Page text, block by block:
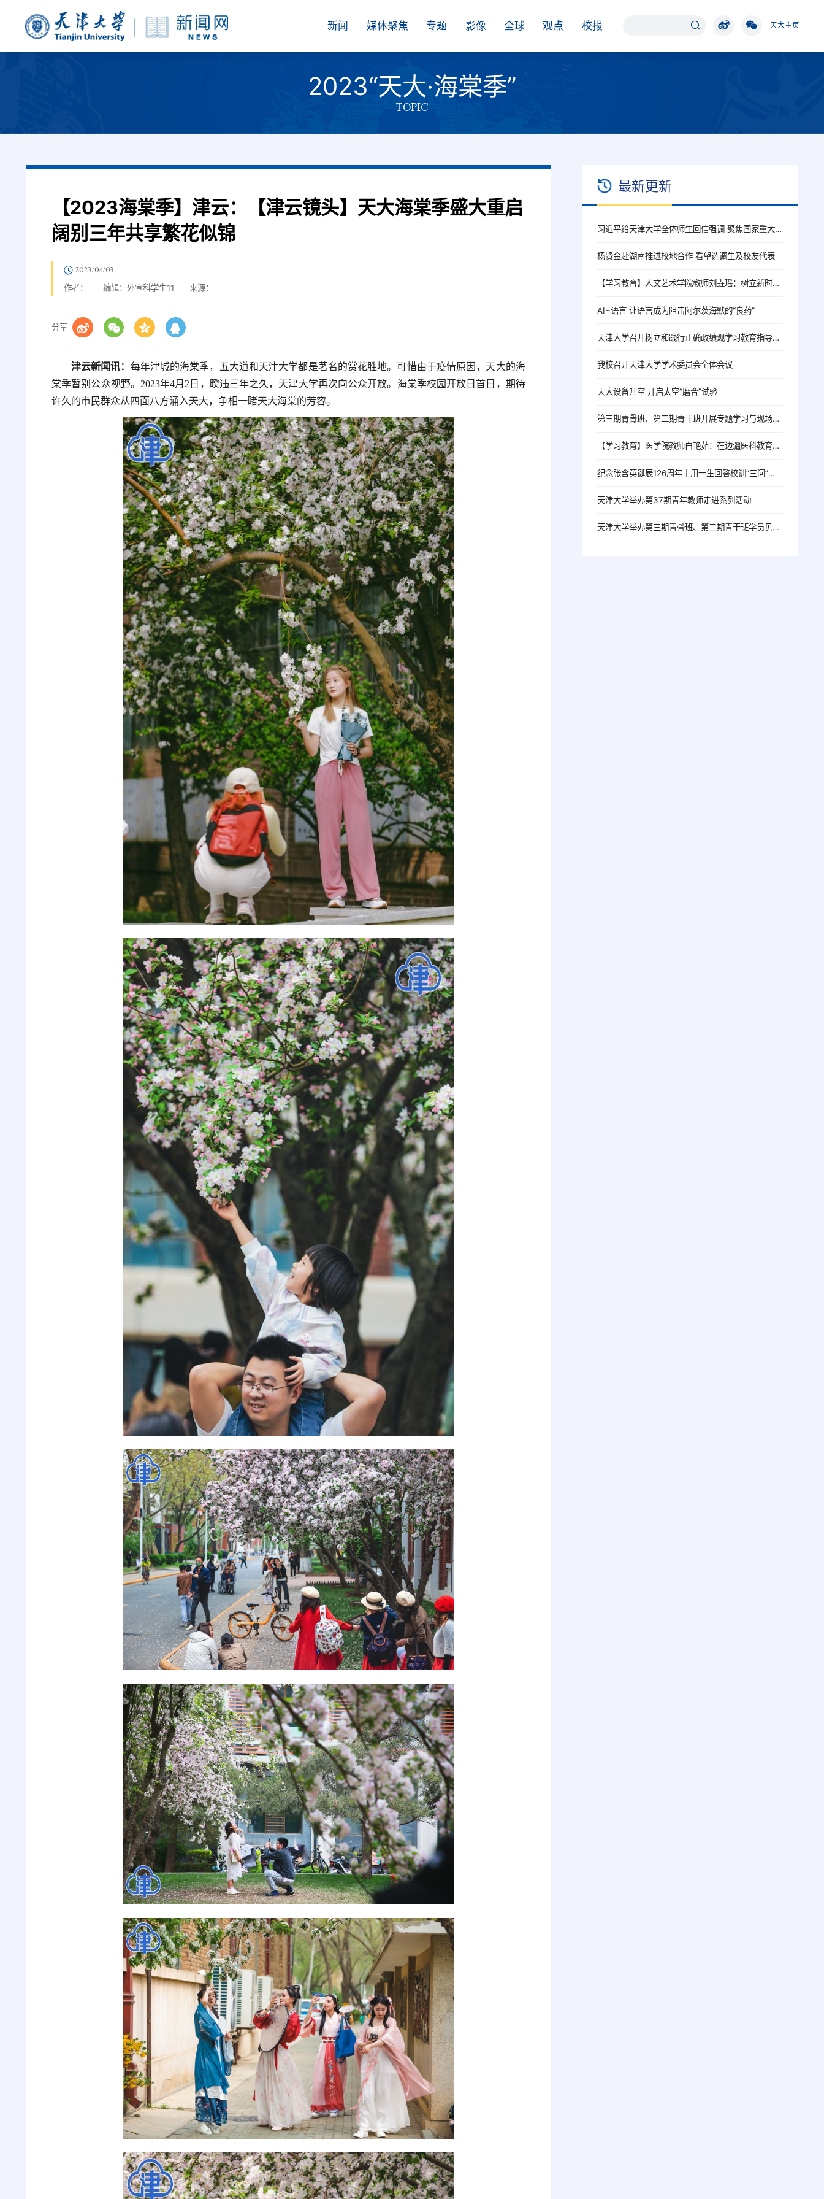
新闻 媒体聚焦 专题 影像 全球 观点 校报 天大主页
2023“天大·海棠季”
TOPIC
【2023海棠季】津云：【津云镜头】天大海棠季盛大重启
阔别三年共享繁花似锦
2023/04/03
作者： 编辑：外宣科学生11 来源：
分享
津云新闻讯： 每年津城的海棠季，五大道和天津大学都是著名的赏花胜地。可惜由于疫情原因，天大的海
棠季暂别公众视野。2023年4月2日，暌违三年之久，天津大学再次向公众开放。海棠季校园开放日首日，期待
许久的市民群众从四面八方涌入天大，争相一睹天大海棠的芳容。
最新更新
习近平给天津大学全体师生回信强调 聚焦国家重大战略需求提高人才培养质量 更好服务经济社会发展
杨贤金赴湖南推进校地合作 看望选调生及校友代表
【学习教育】人文艺术学院教师刘垚瑶：树立新时代高校党员教师的正确政绩观
AI+语言 让语言成为阻击阿尔茨海默的“良药”
天津大学召开树立和践行正确政绩观学习教育指导督导工作推进会
我校召开天津大学学术委员会全体会议
天大设备升空 开启太空“磨合”试验
第三期青骨班、第二期青干班开展专题学习与现场教学活动
【学习教育】医学院教师白艳茹：在边疆医科教育一线践行育人初心
纪念张含英诞辰126周年｜用一生回答校训“三问”的北洋老校长
天津大学举办第37期青年教师走进系列活动
天津大学举办第三期青骨班、第二期青干班学员见面会